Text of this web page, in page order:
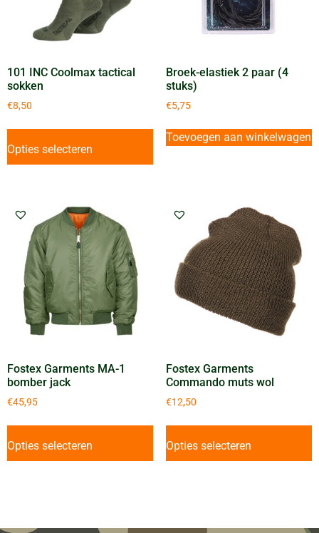
101 INC Coolmax tactical
sokken
€8,50
Opties selecteren
Broek-elastiek 2 paar (4
stuks)
€5,75
Toevoegen aan winkelwagen
Fostex Garments MA-1
bomber jack
€45,95
Opties selecteren
Fostex Garments
Commando muts wol
€12,50
Opties selecteren